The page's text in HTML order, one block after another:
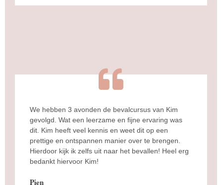
We hebben 3 avonden de bevalcursus van Kim
gevolgd. Wat een leerzame en fijne ervaring was
dit. Kim heeft veel kennis en weet dit op een
prettige en ontspannen manier over te brengen.
Hierdoor kijk ik zelfs uit naar het bevallen! Heel erg
bedankt hiervoor Kim!
Pien